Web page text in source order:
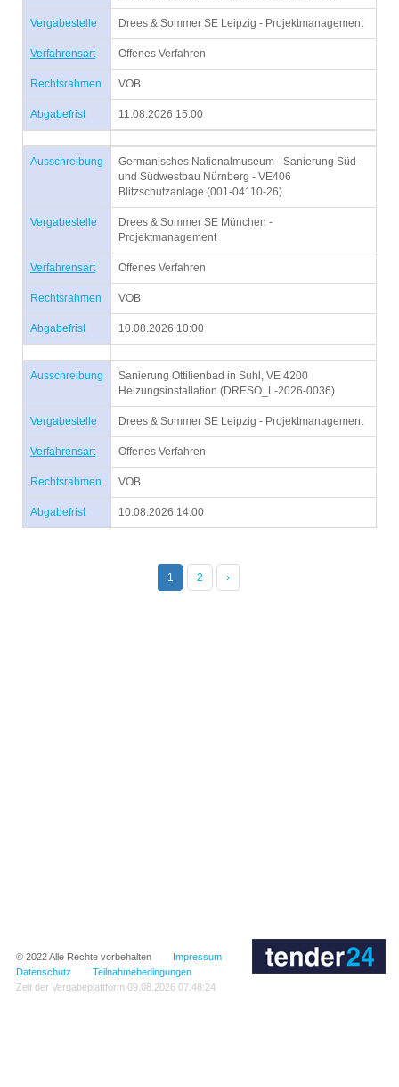
Vergabestelle Drees & Sommer SE Leipzig - Projektmanagement
Verfahrensart Offenes Verfahren
Rechtsrahmen VOB
Abgabefrist 11.08.2026 15:00
Ausschreibung
Germanisches Nationalmuseum - Sanierung Süd-
und Südwestbau Nürnberg - VE406
Blitzschutzanlage (001-04110-26)
Vergabestelle
Drees & Sommer SE München -
Projektmanagement
Verfahrensart Offenes Verfahren
Rechtsrahmen VOB
Abgabefrist 10.08.2026 10:00
Ausschreibung
Sanierung Ottilienbad in Suhl, VE 4200
Heizungsinstallation (DRESO_L-2026-0036)
Vergabestelle Drees & Sommer SE Leipzig - Projektmanagement
Verfahrensart Offenes Verfahren
Rechtsrahmen VOB
Abgabefrist 10.08.2026 14:00
1 2 ›
© 2022Alle Rechte vorbehalten
Impressum
Datenschutz
Teilnahmebedingungen
Zeit der Vergabeplattform 09.08.2026 07:48:24